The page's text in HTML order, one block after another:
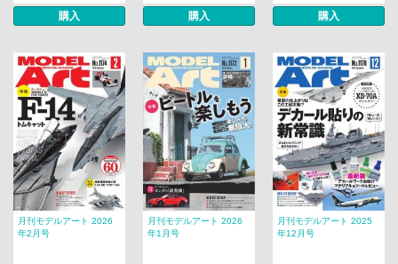
購入 購入 購入
月刊モデルアート 2026
年2月号
月刊モデルアート 2026
年1月号
月刊モデルアート 2025
年12月号